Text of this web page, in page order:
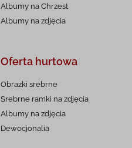
Albumy na Chrzest
Albumy na zdjęcia
Oferta hurtowa
Obrazki srebrne
Srebrne ramki na zdjęcia
Albumy na zdjęcia
Dewocjonalia